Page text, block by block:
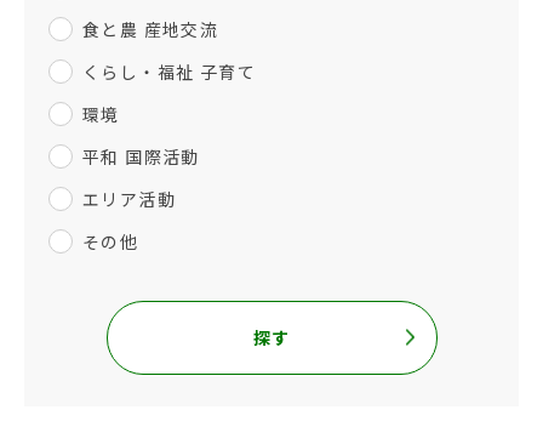
食と農 産地交流
くらし・福祉 子育て
環境
平和 国際活動
エリア活動
その他
探す